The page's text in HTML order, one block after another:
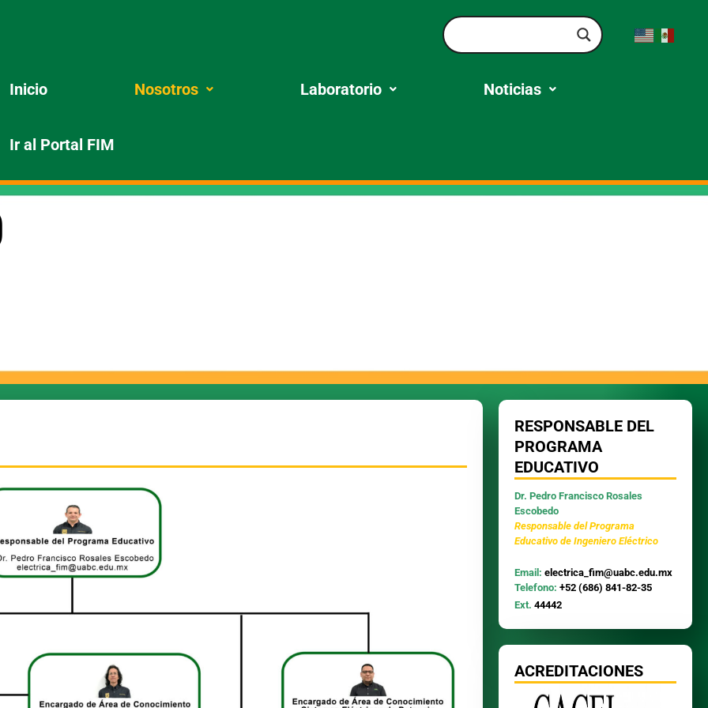
Inicio Nosotros Laboratorio Noticias
Ir al Portal FIM
RESPONSABLE DEL
PROGRAMA
EDUCATIVO
Dr. Pedro Francisco Rosales
Escobedo
Responsable del Programa
Educativo de Ingeniero Eléctrico
Email: electrica_fim@uabc.edu.mx
Telefono: +52 (686) 841-82-35
Ext. 44442
ACREDITACIONES